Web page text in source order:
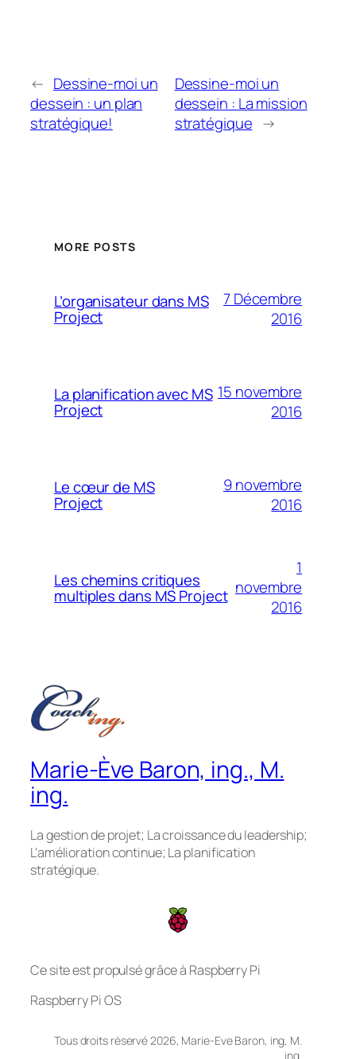
← Dessine-moi un
dessein : un plan
stratégique!
Dessine-moi un
dessein : La mission
stratégique →
MORE POSTS
L’organisateur dans MS
Project
7 Décembre
2016
La planification avec MS
Project
15 novembre
2016
Le cœur de MS
Project
9 novembre
2016
Les chemins critiques
multiples dans MS Project
1
novembre
2016
Marie-Ève Baron, ing., M.
ing.
La gestion de projet; La croissance du leadership;
L'amélioration continue; La planification
stratégique.
Ce site est propulsé grâce à Raspberry Pi
Raspberry Pi OS
Tous droits réservé 2026, Marie-Eve Baron, ing, M.
ing.